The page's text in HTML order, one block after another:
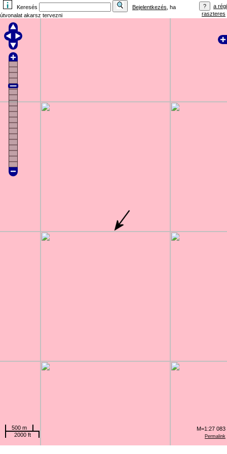
Keresés Bejelentkezés , ha
útvonalat akarsz tervezni
a régi
raszteres
Permalink
500 m
2000 ft
M=1:27 083